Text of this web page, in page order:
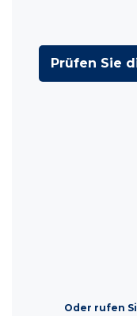
Prüfen Sie
Oder rufen